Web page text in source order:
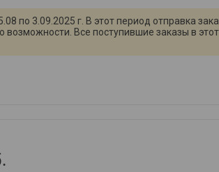
по 3.09.2025 г. В этот период отправка
Все поступившие заказы в